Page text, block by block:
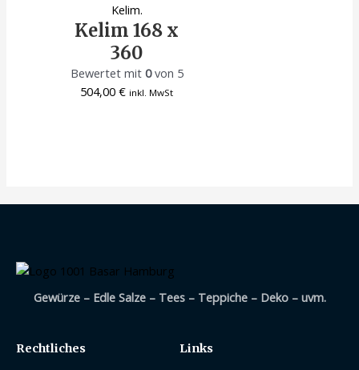
Kelim.
Kelim 168 x
360
Bewertet mit 0von 5
504,00€ inkl. MwSt
Gewürze – Edle Salze – Tees – Teppiche – Deko – uvm.
Rechtliches Links